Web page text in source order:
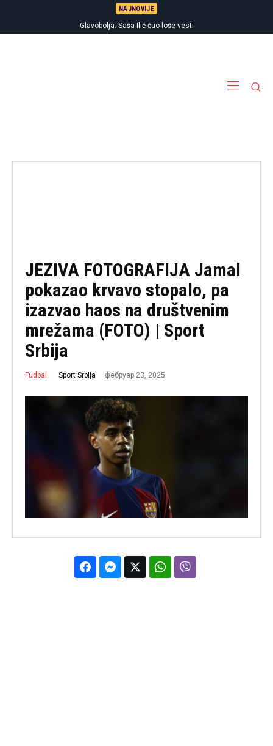
NAJNOVIJE
Glavobolja: Saša Ilić čuo loše vesti
JEZIVA FOTOGRAFIJA Jamal
pokazao krvavo stopalo, pa
izazvao haos na društvenim
mrežama (FOTO) | Sport
Srbija
Fudbal Sport Srbija фебруар 23, 2025